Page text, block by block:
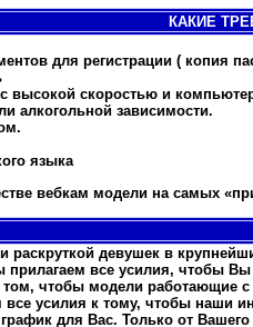
КАКИЕ
для регистрации ( копия
высокой скоростью и
алкогольной зависимости.
языка
вебкам модели на самых
раскруткой девушек в
все усилия, чтобы
чтобы модели работающие
усилия к тому, чтобы наши
для Вас. Только от